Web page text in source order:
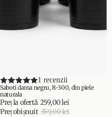
PROMOȚIE 1 recenzii
Saboti dama negru, R-300, din piele
naturala
Preț la ofertă 259,00 lei
Preț obișnuit 359,00 lei